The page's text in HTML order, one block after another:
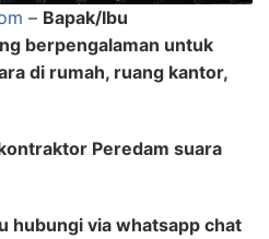
– Bapak/Ibu
berpengalaman untuk
di rumah, ruang kantor,
Peredam suara
hubungi via whatsapp chat